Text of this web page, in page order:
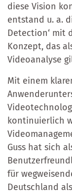
diese Vision
entstand u. a.
Detection‘ mit
Konzept, das
Videoanalyse
Mit einem
kontinuierlich
Guss hat sich
für
Deutschland